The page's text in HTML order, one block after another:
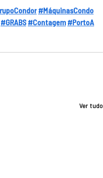
#MáquinasCondo
#GRABS #Contagem #PortoA
Ver tudo